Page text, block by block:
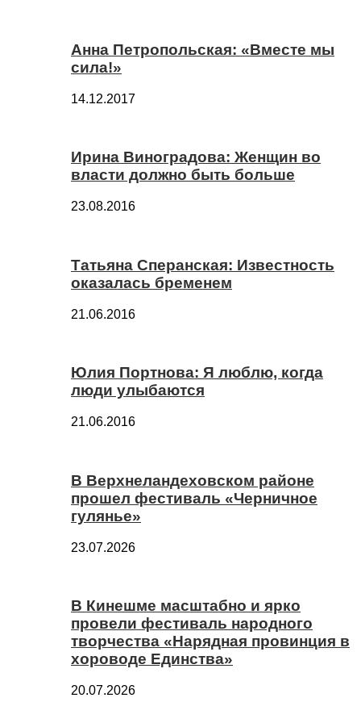
Анна Петропольская: «Вместе мы
сила!»
14.12.2017
Ирина Виноградова: Женщин во
власти должно быть больше
23.08.2016
Татьяна Сперанская: Известность
оказалась бременем
21.06.2016
Юлия Портнова: Я люблю, когда
люди улыбаются
21.06.2016
В Верхнеландеховском районе
прошел фестиваль «Черничное
гулянье»
23.07.2026
В Кинешме масштабно и ярко
провели фестиваль народного
творчества «Нарядная провинция в
хороводе Единства»
20.07.2026